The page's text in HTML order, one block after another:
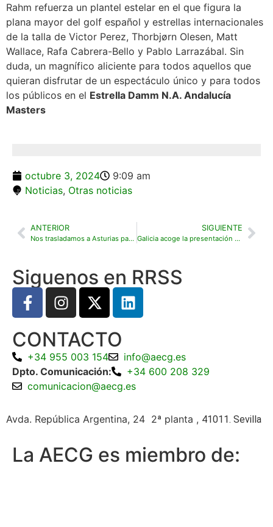
Rahm refuerza un plantel estelar en el que figura la
plana mayor del golf español y estrellas internacionales
de la talla de Victor Perez, Thorbjørn Olesen, Matt
Wallace, Rafa Cabrera-Bello y Pablo Larrazábal. Sin
duda, un magnífico aliciente para todos aquellos que
quieran disfrutar de un espectáculo único y para todos
los públicos en el Estrella Damm N.A. Andalucía
Masters
octubre 3, 2024
9:09 am
Noticias, Otras noticias
ANTERIOR
Nos trasladamos a Asturias para presentar el proyecto ‘Digital Green España’
SIGUIENTE
Galicia acoge la presentación del proyecto ‘Digital Green España’
Siguenos en RRSS
CONTACTO
+34 955 003 154
info@aecg.es
Dpto. Comunicación:
+34 600 208 329
comunicacion@aecg.es
Avda. República Argentina, 24 2ª planta , 41011. Sevilla
La AECG es miembro de: